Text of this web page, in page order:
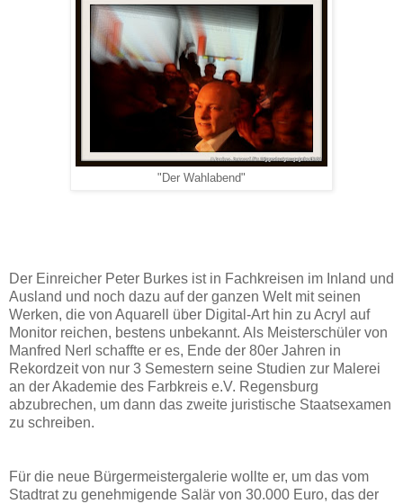
"Der Wahlabend"
Der Einreicher Peter Burkes ist in Fachkreisen im Inland und
Ausland und noch dazu auf der ganzen Welt mit seinen
Werken, die von Aquarell über Digital-Art hin zu Acryl auf
Monitor reichen, bestens unbekannt. Als Meisterschüler von
Manfred Nerl schaffte er es, Ende der 80er Jahren in
Rekordzeit von nur 3 Semestern seine Studien zur Malerei
an der Akademie des Farbkreis e.V. Regensburg
abzubrechen, um dann das zweite juristische Staatsexamen
zu schreiben.
Für die neue Bürgermeistergalerie wollte er, um das vom
Stadtrat zu genehmigende Salär von 30.000 Euro, das der